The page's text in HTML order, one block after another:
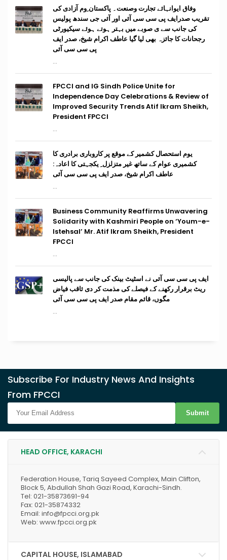
وفاق ایوانہائے تجارت وصنعت۔ پاکستان ِوم آزادی کی
تقریب صدرایف پی سی سی آئی اور آئی جی سندھ پولیس
کی جانب سے ی صوبے میں بہتر ہوتے ہوئے سیکیورٹی
رجحانات کا جائزہ بھی لیا گیا عاطف اکرام شیخ، صدر ایف
پی سی سی آئی
...
FPCCI and IG Sindh Police Unite for
Independence Day Celebrations & Review of
Improved Security Trends Atif Ikram Sheikh,
President FPCCI
...
یوم استحصال کشمیر کے موقع پر کاروباری برادری کا
کشمیری عوام کے ساتھ غیر متزلزل ِ یکجہتی کا اعادہ:
عاطف اکرام شیخ، صدر ایف پی سی سی آئی
...
Business Community Reaffirms Unwavering
Solidarity with Kashmiri People on ‘Youm-e-
Istehsal’ Mr. Atif Ikram Sheikh, President
FPCCI
...
ایف پی سی سی آئی نے اسٹیٹ بینک کی جانب سے پالیسی
ریٹ برقرار رکھنے کے فیصلے کی مذمت کر دی ثاقب فیاض
مگوں، قائم مقام صدر ایف پی سی سی آئی
...
Subscribe For Industry News And Insights
From FPCCI
Submit
HEAD OFFICE, KARACHI
Federation House, Tariq Sayeed Complex, Main Clifton,
Block 5, Abdullah Shah Gazi Road, Karachi-Sindh.
Tel: 021-35873691-94
Fax: 021-35874332
Email: info@fpcci.org.pk
Web: www.fpcci.org.pk
CAPITAL HOUSE, ISLAMABAD